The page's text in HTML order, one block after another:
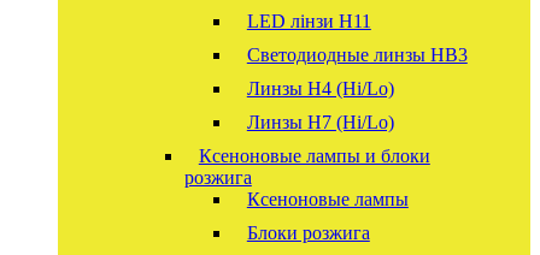
LED лінзи H11
Светодиодные линзы HB3
Линзы Н4 (Hi/Lo)
Линзы Н7 (Hi/Lo)
Ксеноновые лампы и блоки
розжига
Ксеноновые лампы
Блоки розжига